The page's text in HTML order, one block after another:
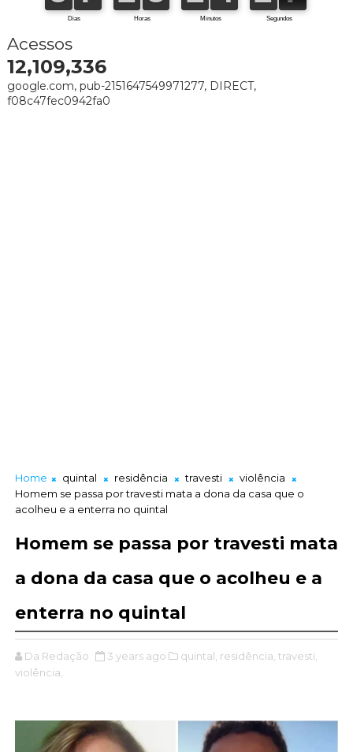
Acessos
12,109,336
google.com, pub-2151647549971277, DIRECT,
f08c47fec0942fa0
Home quintal residência travesti
violência
Homem se passa por travesti mata a dona da casa que o
acolheu e a enterra no quintal
Homem se passa por travesti mata
a dona da casa que o acolheu e a
enterra no quintal
Da Redação 3 years ago quintal, residência, travesti,
violência,